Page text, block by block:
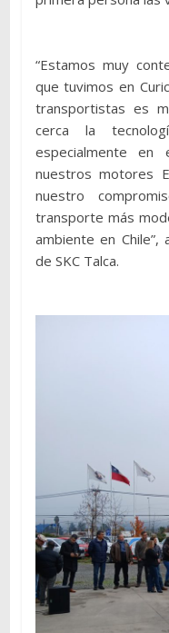
“Estamos muy
que tuvimos en
transportistas es
cerca la
especialmente en
nuestros motores
nuestro
transporte más
ambiente en Chile”,
de SKC Talca.